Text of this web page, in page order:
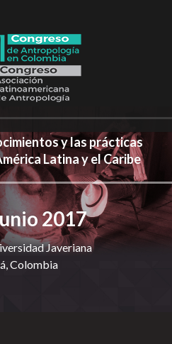
y las prácticas
Latina y el Caribe
2017
Javeriana
Colombia